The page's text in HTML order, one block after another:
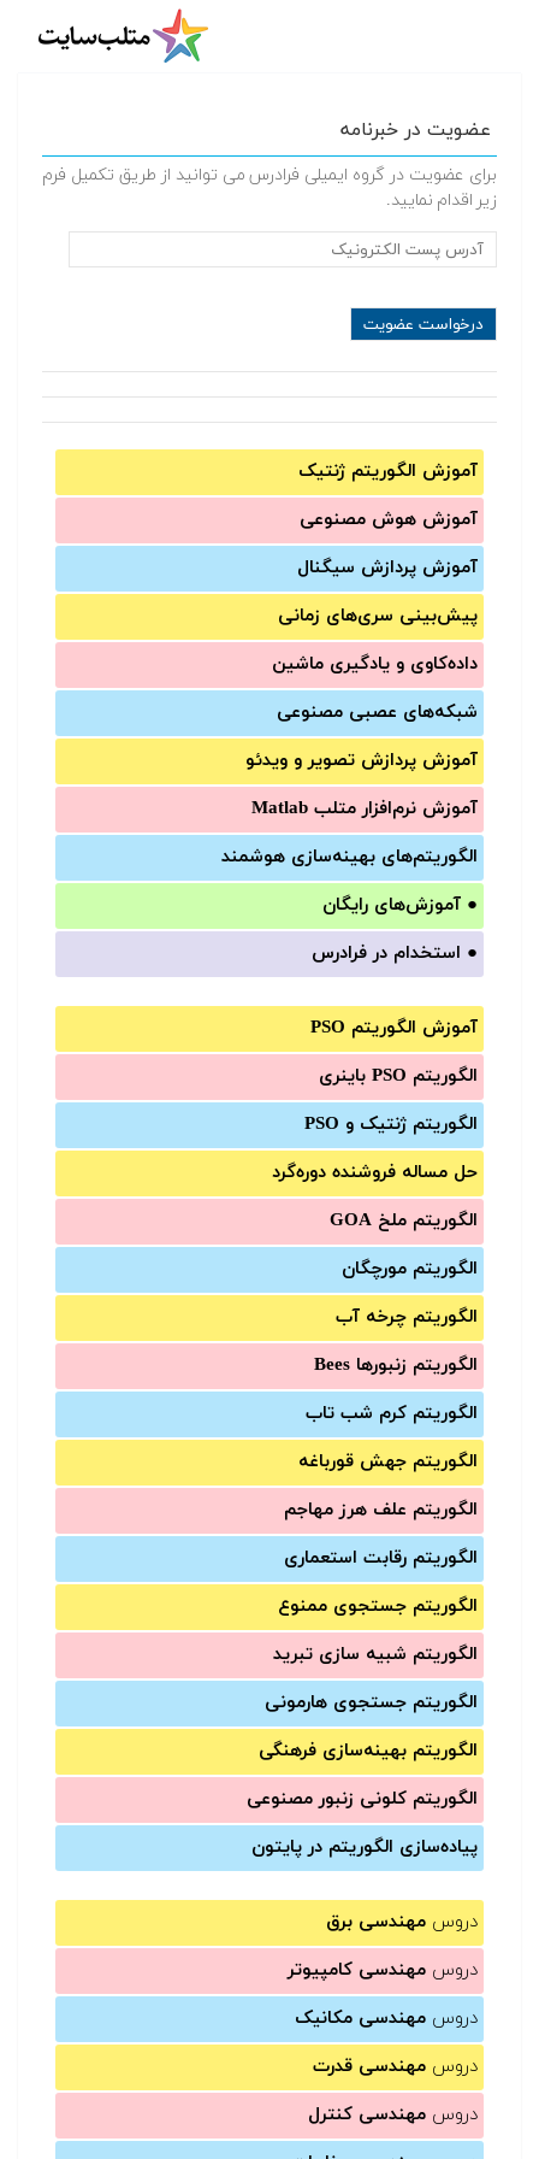
عضویت در خبرنامه
برای عضویت در گروه ایمیلی فرادرس می توانید از طریق تکمیل فرم
زیر اقدام نمایید.
آموزش الگوریتم ژنتیک
آموزش‌ هوش مصنوعی
آموزش‌ پردازش سیگنال
پیش‌‌بینی سری‌‌های زمانی
داده‌کاوی و یادگیری ماشین
شبکه‌های عصبی مصنوعی
آموزش‌ پردازش تصویر و ویدئو
آموزش‌ نرم‌افزار متلب Matlab
الگوریتم‌های بهینه‌سازی هوشمند
● آموزش‌های رایگان
● استخدام در فرادرس
آموزش الگوریتم PSO
الگوریتم PSO باینری
الگوریتم ژنتیک و PSO
حل مساله فروشنده دوره‌گرد
الگوریتم ملخ GOA
الگوریتم مورچگان
الگوریتم چرخه آب
الگوریتم زنبورها Bees
الگوریتم کرم شب تاب
الگوریتم جهش قورباغه
الگوریتم علف هرز مهاجم
الگوریتم رقابت استعماری
الگوریتم جستجوی ممنوع
الگوریتم شبیه سازی تبرید
الگوریتم جستجوی هارمونی
الگوریتم بهینه‌سازی فرهنگی
الگوریتم کلونی زنبور مصنوعی
پیاده‌سازی الگوریتم در پایتون
دروس مهندسی برق
دروس مهندسی کامپیوتر
دروس مهندسی مکانیک
دروس مهندسی قدرت
دروس مهندسی کنترل